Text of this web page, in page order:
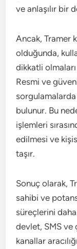
ve anlaşılır bir
Ancak, Tramer
olduğunda,
dikkatli
Resmi ve
bulunur. Bu
işlemleri
edilmesi ve
taşır.
Sonuç olarak,
sahibi ve
süreçlerini
devlet, SMS ve
kanallar